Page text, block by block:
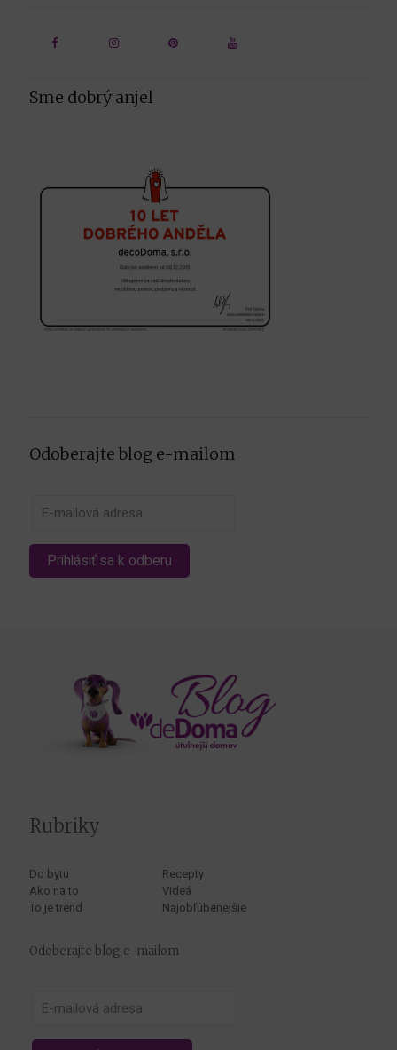
Sme dobrý anjel
Odoberajte blog e-mailom
Rubriky
Do bytu
Ako na to
To je trend
Recepty
Videá
Najobľúbenejšie
Odoberajte blog e-mailom